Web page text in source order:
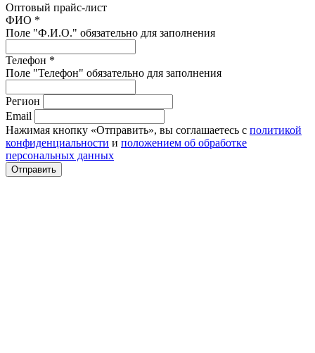
Оптовый прайс-лист
ФИО *
Поле "Ф.И.О." обязательно для заполнения
Телефон *
Поле "Телефон" обязательно для заполнения
Регион
Email
Нажимая кнопку «Отправить», вы соглашаетесь с политикой
конфиденциальности и положением об обработке
персональных данных
Отправить